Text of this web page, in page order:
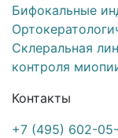
Бифокальные
Склеральная
контроля
Контакты
+7 (495) 602-